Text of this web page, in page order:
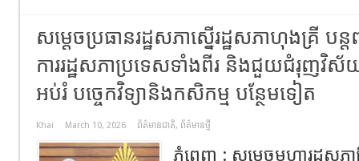
សម្តេចប្រធានរដ្ឋសភាស្នើរដ្ឋសភាហុងគ្រី ប
ការរដ្ឋសភាប្រទេសទាំងពីរ និងជួយជំរុញវិ
អប់រំ បច្ចេកវិទ្យានិងកសិកម្ម បន្ថែមទៀត
Khai March 10, 2026 ព័ត៌មានជាតិ, ព័ត៌មានថ្មី
ភ្នំពេញ : សម្តេចមហារដ្ឋស